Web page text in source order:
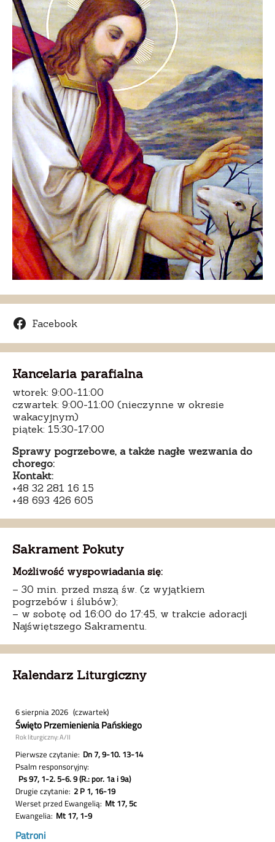
Facebook
Kancelaria parafialna
wtorek: 9:00-11:00
czwartek: 9:00-11:00 (nieczynne w okresie
wakacyjnym)
piątek: 15:30-17:00
Sprawy pogrzebowe, a także nagłe wezwania do
chorego:
Kontakt:
+48 32 281 16 15
+48 693 426 605
Sakrament Pokuty
Możliwość wyspowiadania się:
– 30 min. przed mszą św. (z wyjątkiem
pogrzebów i ślubów);
– w sobotę od 16:00 do 17:45, w trakcie adoracji
Najświętszego Sakramentu.
Kalendarz Liturgiczny